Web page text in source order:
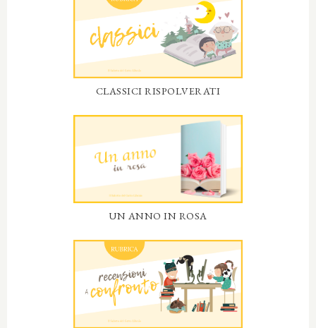
CLASSICI RISPOLVERATI
UN ANNO IN ROSA